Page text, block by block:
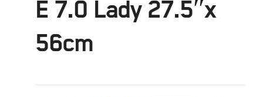
E 7.0 Lady 27.5″x
56cm